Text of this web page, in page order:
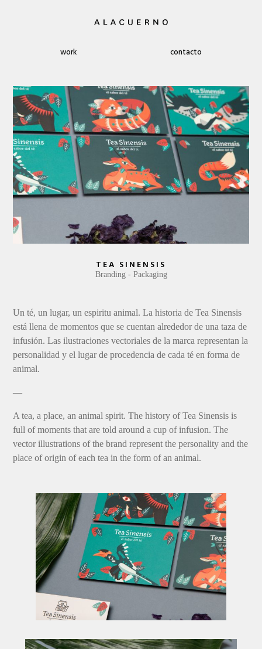
work contacto
TEA SINENSIS
Branding Packaging
Un té, un lugar, un espiritu animal. La historia de Tea Sinensis
está llena de momentos que se cuentan alrededor de una taza de
infusión. Las ilustraciones vectoriales de la marca representan la
personalidad y el lugar de procedencia de cada té en forma de
animal.
—
A tea, a place, an animal spirit. The history of Tea Sinensis is
full of moments that are told around a cup of infusion. The
vector illustrations of the brand represent the personality and the
place of origin of each tea in the form of an animal.